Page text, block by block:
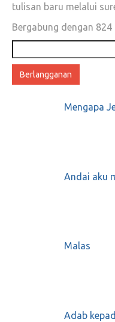
tulisan baru melalui
Bergabung dengan
email
Mengapa
Andai aku
Malas
Adab